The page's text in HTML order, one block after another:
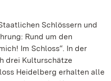
Schlössern und
Rund um den
Im Schloss“. In der
drei Kulturschätze
Heidelberg erhalten alle